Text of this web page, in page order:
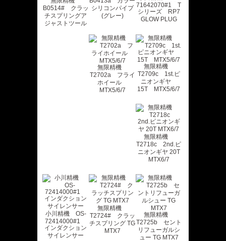
B0514# クラッ
チスプリングア
ジャストツール
シリコンパイプ
(グレー)
71642070#1 T
シリーズ RP7
GLOW PLUG
無限精機
T2702a フライ
ホイール
MTX5/6/7
無限精機
T2709c 1st.ピ
ニオンギヤ
15T MTX5/6/7
無限精機
T2718c 2nd.ピ
ニオンギヤ 20T
MTX6/7
小川精機 OS-
72414000#1
インダクション
サイレンサー
無限精機
T2724# クラッ
チスプリング TG
MTX7
無限精機
T2725b セント
リフューガルシ
ュー TG MTX7